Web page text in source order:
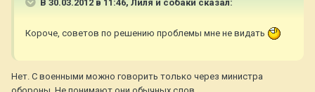
В 30.03.2012 в 11:46, Лиля и собаки сказал:
Короче, советов по решению проблемы мне не видать
Нет. С военными можно говорить только через министра